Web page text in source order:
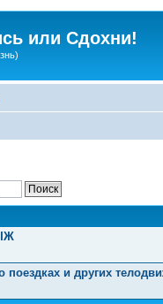
или Сдохни!
и других